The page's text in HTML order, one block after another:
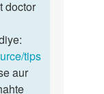
doctor
tips
aur